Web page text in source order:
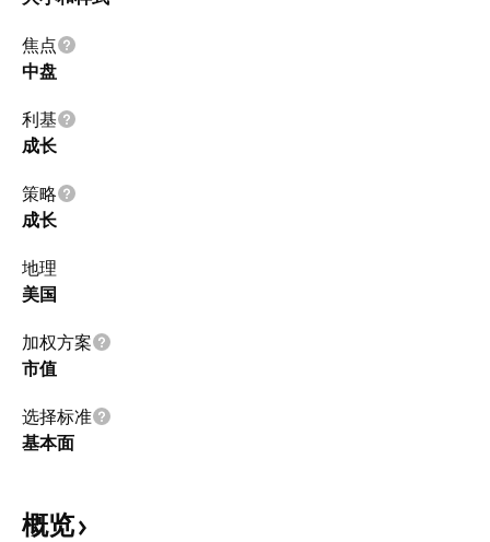
焦点
中盘
利基
成长
策略
成长
地理
美国
加权方案
市值
选择标准
基本面
概览